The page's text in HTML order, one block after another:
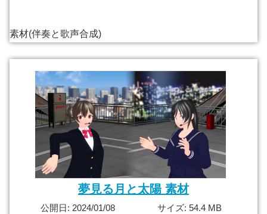
素材(伴奏と歌声合成)
夢見る月と太陽 素材
公開日: 2024/01/08
サイズ: 54.4 MB